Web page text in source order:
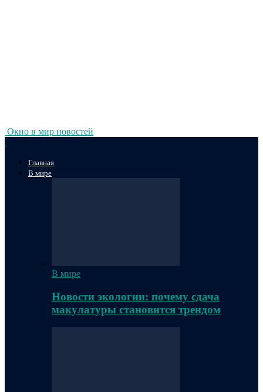
Окно в мир новостей
Главная
В мире
В мире
Новости экологии: почему сдача
макулатуры становится трендом